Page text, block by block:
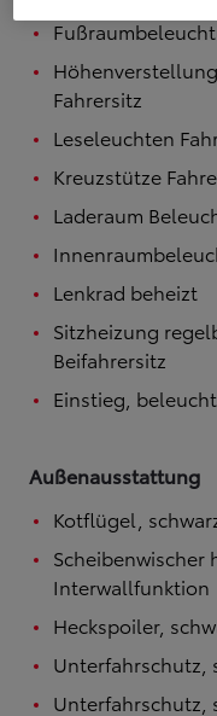
Fahrersitz
Leseleuchten
Kreuzstütze
Laderaum
Lenkrad beheizt
Sitzheizung
Beifahrersitz
Einstieg,
Außenausstattung
Kotflügel,
Scheibenwischer
Interwallfunktion
Heckspoiler,
Unterfahrschutz,
Unterfahrschutz,